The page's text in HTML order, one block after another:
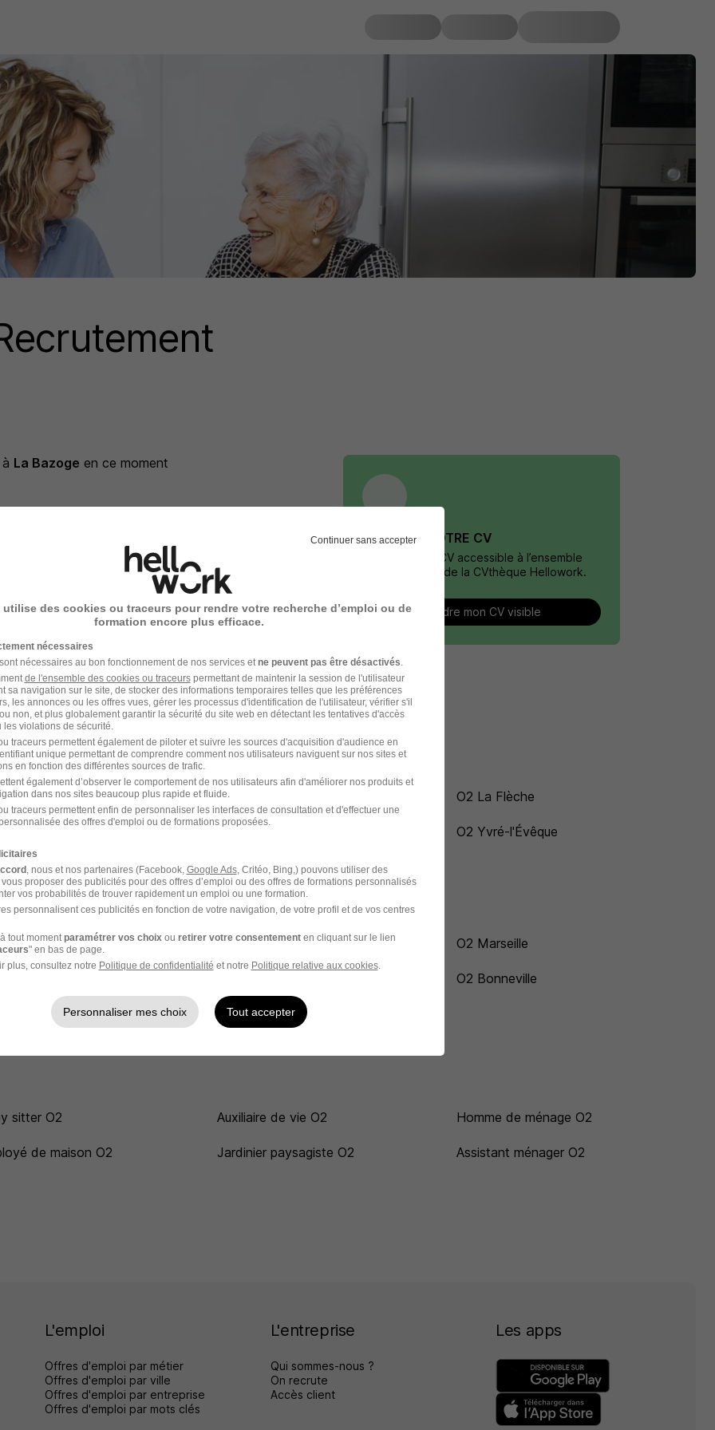
à La Bazoge en ce moment
DÉPOSEZ VOTRE CV
Rendez votre CV accessible à l’ensemble
des recruteurs de la CVthèque Hellowork.
Rendre mon CV visible
Ferté-Bernard O2 Le Grand-Lucé O2 La Flèche
Saint-Pavace O2 Saint-Rémy-du-Val O2 Yvré-l'Évêque
O2 Chambéry O2 Marseille
O2 Bonneville
sitter O2 Auxiliaire de vie O2 Homme de ménage O2
de maison O2 Jardinier paysagiste O2 Assistant ménager O2
L'emploi
Offres d'emploi par métier
Offres d'emploi par ville
Offres d'emploi par entreprise
Offres d'emploi par mots clés
L'entreprise
Qui sommes-nous ?
On recrute
Accès client
Les apps
Continuer sans accepter
utilise des cookies ou traceurs pour rendre votre recherche d’emploi ou de
formation encore plus efficace.
nécessaires
nécessaires au bon fonctionnement de nos services etne peuvent pas être désactivés.
de l'ensemble des cookies ou traceurspermettant de maintenir la session de l'utilisateur
sa navigation sur le site, de stocker des informations temporaires telles que les préférences
les annonces ou les offres vues, gérer les processus d'identification de l'utilisateur, vérifier s'il
non, et plus globalement garantir la sécurité du site web en détectant les tentatives d'accès
les violations de sécurité.
traceurs permettent également de piloter et suivre les sources d'acquisition d'audience en
unique permettant de comprendre comment nos utilisateurs naviguent sur nos sites et
en fonction des différentes sources de trafic.
également d’observer le comportement de nos utilisateurs afin d'améliorer nos produits et
dans nos sites beaucoup plus rapide et fluide.
traceurs permettent enfin de personnaliser les interfaces de consultation et d'effectuer une
des offres d'emploi ou de formations proposées.
, nous et nos partenaires (Facebook, Google Ads, Critéo, Bing,) pouvons utiliser des
proposer des publicités pour des offres d’emploi ou des offres de formations personnalisés
vos probabilités de trouver rapidement un emploi ou une formation.
personnalisent ces publicités en fonction de votre navigation, de votre profil et de vos centres
tout momentparamétrer vos choixou retirer votre consentementen cliquant sur le lien
" en bas de page.
plus, consultez notre Politique de confidentialité et notre Politique relative aux cookies.
Personnaliser mes choix Tout accepter